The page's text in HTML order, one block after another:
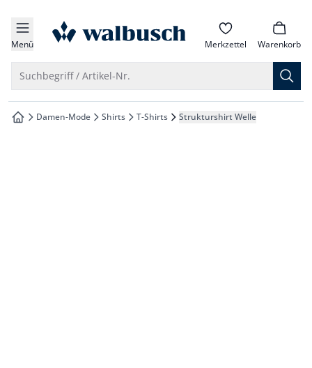
springen
springen
springen
springen
Menü zur Startseite Merkzettel Warenkorb
Suchbegriff / Artikel-Nr.
zur Startseite
Damen-Mode Shirts T-Shirts Strukturshirt Welle